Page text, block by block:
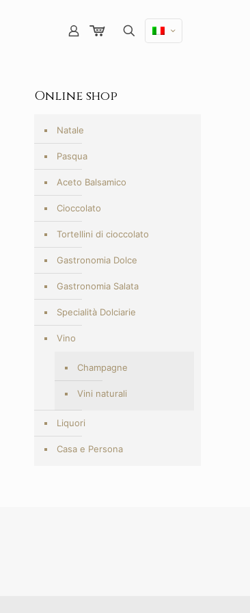
Online shop
Natale
Pasqua
Aceto Balsamico
Cioccolato
Tortellini di cioccolato
Gastronomia Dolce
Gastronomia Salata
Specialità Dolciarie
Vino
Champagne
Vini naturali
Liquori
Casa e Persona